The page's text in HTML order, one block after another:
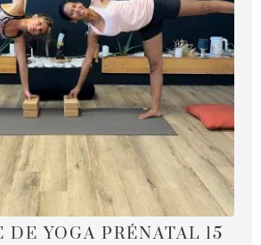
DE YOGA PRÉNATAL 15